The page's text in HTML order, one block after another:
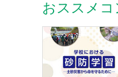
おススメ